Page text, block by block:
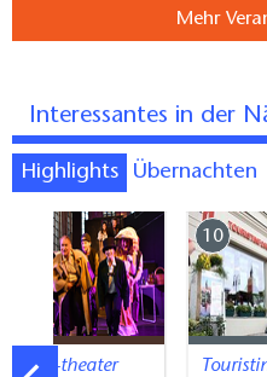
Mehr
Interessantes in der
Highlights Übernachten
event-theater
10